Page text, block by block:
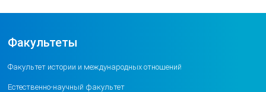
Факультеты
Факультет истории и международных отношений
Естественно-научный факультет